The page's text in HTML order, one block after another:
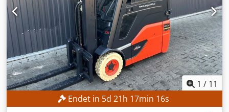
1 / 11
Endet in 5d 21h 17min 14s